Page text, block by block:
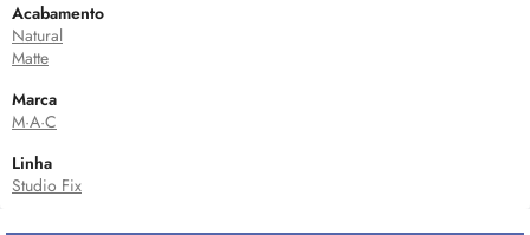
Acabamento
Natural
Matte
Marca
M·A·C
Linha
Studio Fix